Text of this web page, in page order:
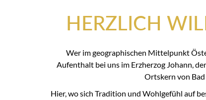
HERZLICH
Wer im geographischen Mittelpunkt
Aufenthalt bei uns im Erzherzog Johann,
Ortskern von Bad
Hier, wo sich Tradition und Wohlgefühl auf